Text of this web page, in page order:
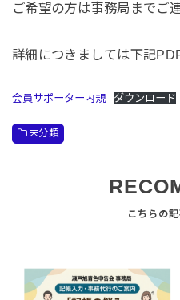
ご希望の方は事務局までご
詳細につきましては下記
会員サポーター内規 ダウンロード
未分類